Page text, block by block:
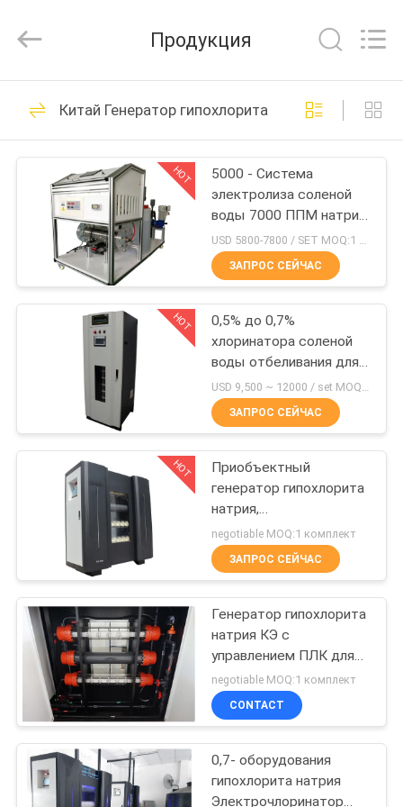
ДОМ
ПРОДУКТЫ
ВИДЕО
НАС
ПУТЕШЕСТВИЕ
ФАБРИКИ
ПРОВЕРКА
КАЧЕСТВА
СВЯЖИТЕСЬ
НОВОСТИ
СЛУЧАИ
СПРОСИТЕ
ЦИТАТУ
Developed
Генератор
гипохлорита
натрия
71
Генератор
хлорноватистой
кислоты
32
Генератор
двуокиси хлора
20
Титанюм
продукты
электрода
59
Продукция
Китай Генератор гипохлорита натрия
HOT
5000 - Система
электролиза соленой
воды 7000 ППМ натрия
гипохлорита
генераторов/
USD 5800-7800 / SET MOQ:1 комплект
ЗАПРОС СЕЙЧАС
HOT
0,5% до 0,7%
хлоринатора соленой
воды отбеливания для
завода питьевой воды
ЗАПРОС СЕЙЧАС
HOT
Приобъектный
генератор гипохлорита
натрия,
автоматическая
система хлорирования
воды
negotiable MOQ:1 комплект
ЗАПРОС СЕЙЧАС
Генератор гипохлорита
натрия КЭ с
управлением ПЛК для
завода хлоринатора
negotiable MOQ:1 комплект
CONTACT
0,7- оборудования
гипохлорита натрия
Электрочлоринатор